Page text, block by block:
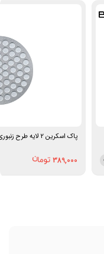
پاک اسکرین 2 لایه طرح زنبوری 51 میلی‌متری یونیک لایف
389,000